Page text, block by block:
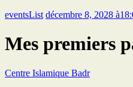
eventsList décembre 8, 2028
Mes premiers
Centre Islamique Badr